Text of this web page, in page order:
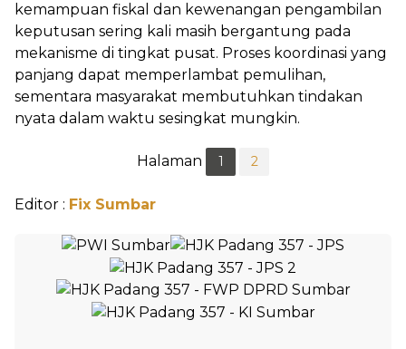
kemampuan fiskal dan kewenangan pengambilan
keputusan sering kali masih bergantung pada
mekanisme di tingkat pusat. Proses koordinasi yang
panjang dapat memperlambat pemulihan,
sementara masyarakat membutuhkan tindakan
nyata dalam waktu sesingkat mungkin.
Halaman 1 2
Editor : Fix Sumbar